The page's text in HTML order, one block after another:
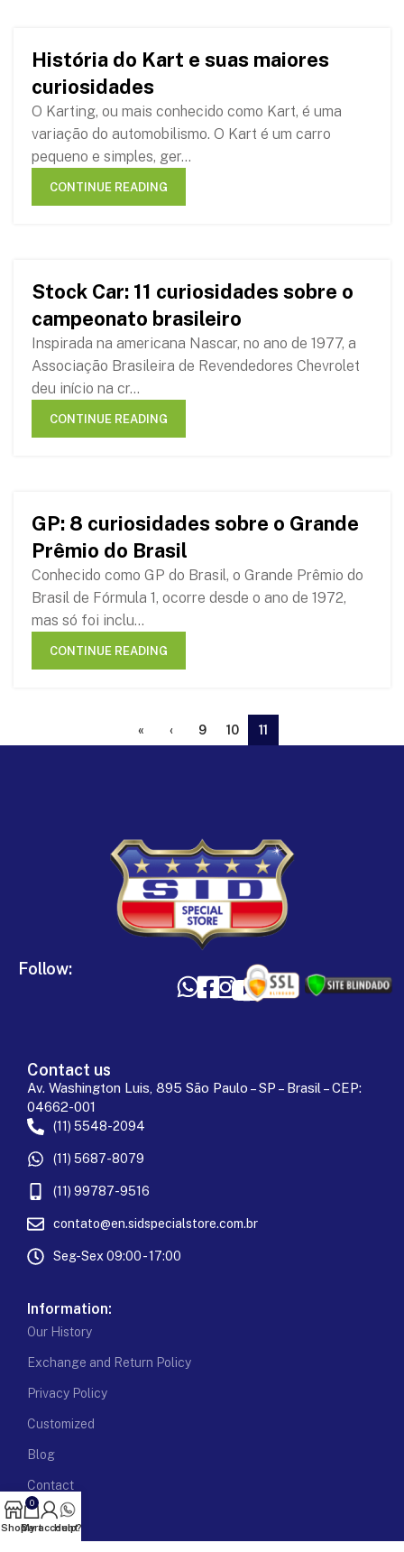
11
DEC
História do Kart e suas maiores
curiosidades
O Karting, ou mais conhecido como Kart, é uma
variação do automobilismo. O Kart é um carro
pequeno e simples, ger...
CONTINUE READING
NOV
Stock Car: 11 curiosidades sobre o
campeonato brasileiro
Inspirada na americana Nascar, no ano de 1977, a
Associação Brasileira de Revendedores Chevrolet
deu início na cr...
CONTINUE READING
15
NOV
GP: 8 curiosidades sobre o Grande
Prêmio do Brasil
Conhecido como GP do Brasil, o Grande Prêmio do
Brasil de Fórmula 1, ocorre desde o ano de 1972,
mas só foi inclu...
CONTINUE READING
« ‹ 9 10 11
Follow:
Contact us
Av. Washington Luis, 895 São Paulo – SP – Brasil – CEP:
04662-001
(11) 5548-2094
(11) 5687-8079
(11) 99787-9516
contato@en.sidspecialstore.com.br
Seg-Sex 09:00 - 17:00
Information:
Our History
Exchange and Return Policy
Privacy Policy
Customized
Blog
Contact
Shop
0
Cart
My account
Help?